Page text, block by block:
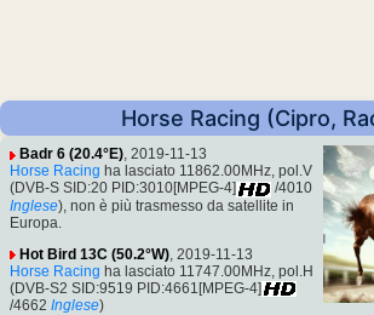
Horse Racing (Cipro,
Badr 6 (20.4°E), 2019-11-13
Horse Racing ha lasciato 11862.00MHz, pol.V
(DVB-S SID:20 PID:3010[MPEG-4]
/4010
Inglese), non è più trasmesso da satellite in
Europa.
Hot Bird 13C (50.2°W) , 2019-11-13
Horse Racing ha lasciato 11747.00MHz, pol.H
(DVB-S2 SID:9519 PID:4661[MPEG-4]
/4662 Inglese)